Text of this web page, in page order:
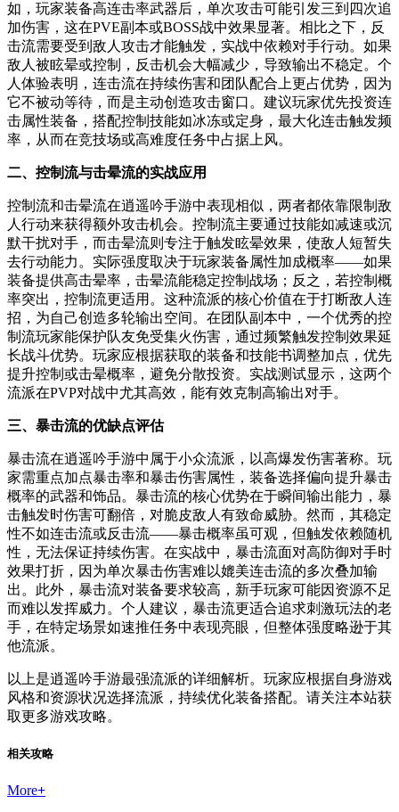
如，玩家装备高连击率武器后，单次攻击可能引发三到四次追
加伤害，这在PVE副本或BOSS战中效果显著。相比之下，反
击流需要受到敌人攻击才能触发，实战中依赖对手行动。如果
敌人被眩晕或控制，反击机会大幅减少，导致输出不稳定。个
人体验表明，连击流在持续伤害和团队配合上更占优势，因为
它不被动等待，而是主动创造攻击窗口。建议玩家优先投资连
击属性装备，搭配控制技能如冰冻或定身，最大化连击触发频
率，从而在竞技场或高难度任务中占据上风。
二、控制流与击晕流的实战应用
控制流和击晕流在逍遥吟手游中表现相似，两者都依靠限制敌
人行动来获得额外攻击机会。控制流主要通过技能如减速或沉
默干扰对手，而击晕流则专注于触发眩晕效果，使敌人短暂失
去行动能力。实际强度取决于玩家装备属性加成概率——如果
装备提供高击晕率，击晕流能稳定控制战场；反之，若控制概
率突出，控制流更适用。这种流派的核心价值在于打断敌人连
招，为自己创造多轮输出空间。在团队副本中，一个优秀的控
制流玩家能保护队友免受集火伤害，通过频繁触发控制效果延
长战斗优势。玩家应根据获取的装备和技能书调整加点，优先
提升控制或击晕概率，避免分散投资。实战测试显示，这两个
流派在PVP对战中尤其高效，能有效克制高输出对手。
三、暴击流的优缺点评估
暴击流在逍遥吟手游中属于小众流派，以高爆发伤害著称。玩
家需重点加点暴击率和暴击伤害属性，装备选择偏向提升暴击
概率的武器和饰品。暴击流的核心优势在于瞬间输出能力，暴
击触发时伤害可翻倍，对脆皮敌人有致命威胁。然而，其稳定
性不如连击流或反击流——暴击概率虽可观，但触发依赖随机
性，无法保证持续伤害。在实战中，暴击流面对高防御对手时
效果打折，因为单次暴击伤害难以媲美连击流的多次叠加输
出。此外，暴击流对装备要求较高，新手玩家可能因资源不足
而难以发挥威力。个人建议，暴击流更适合追求刺激玩法的老
手，在特定场景如速推任务中表现亮眼，但整体强度略逊于其
他流派。
以上是逍遥吟手游最强流派的详细解析。玩家应根据自身游戏
风格和资源状况选择流派，持续优化装备搭配。请关注本站获
取更多游戏攻略。
相关攻略
More+